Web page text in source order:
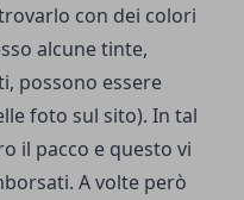
con dei colori
alcune tinte,
possono essere
foto sul sito). In tal
il pacco e questo vi
A volte però